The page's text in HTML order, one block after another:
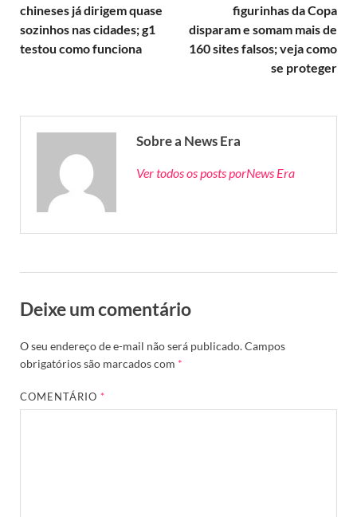
chineses já dirigem quase
sozinhos nas cidades; g1
testou como funciona
figurinhas da Copa
disparam e somam mais de
160 sites falsos; veja como
se proteger
Sobre a News Era
Ver todos os posts porNews Era
Deixe um comentário
O seu endereço de e-mail não será publicado.Campos
obrigatórios são marcados com *
COMENTÁRIO*